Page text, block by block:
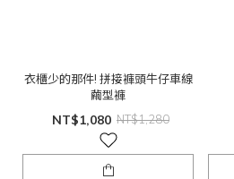
衣櫃少的那件! 拼接褲頭牛仔車線
繭型褲
NT$1,080 NT$1,280